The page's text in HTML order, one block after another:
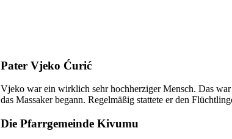
Pater Vjeko Ćurić
Vjeko war ein wirklich sehr hochherziger Mensch. Das
das Massaker begann. Regelmäßig stattete er den
Die Pfarrgemeinde Kivumu